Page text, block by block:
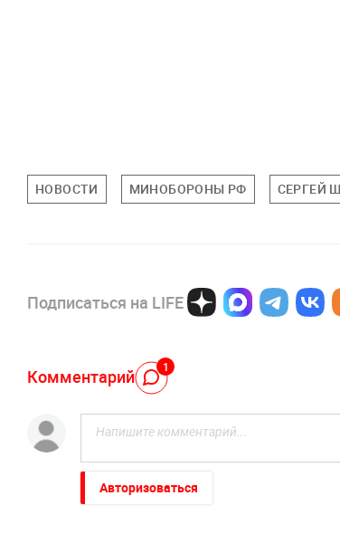
НОВОСТИ МИНОБОРОНЫ РФ СЕРГЕЙ
Подписаться на LIFE
Комментарий 1
Авторизоваться